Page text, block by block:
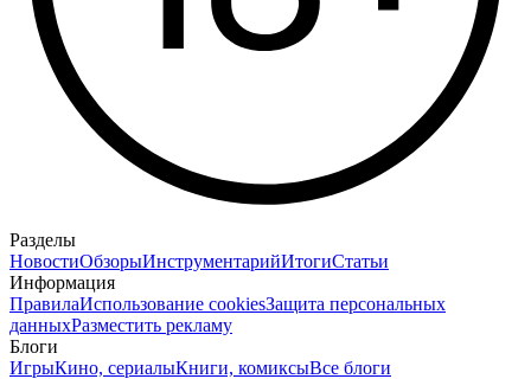
Разделы
НовостиОбзорыИнструментарийИтогиСтатьи
Информация
ПравилаИспользование cookiesЗащита персональных
данныхРазместить рекламу
Блоги
ИгрыКино, сериалыКниги, комиксыВсе блоги